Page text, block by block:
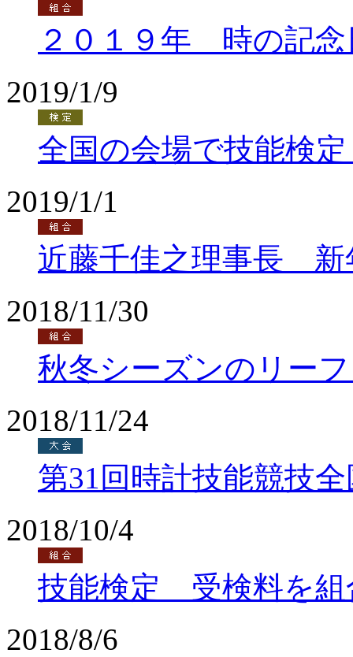
２０１９年 時の記
2019/1/9
全国の会場で技能検
2019/1/1
近藤千佳之理事長 新
2018/11/30
秋冬シーズンのリー
2018/11/24
第31回時計技能競技
2018/10/4
技能検定 受検料を組
2018/8/6